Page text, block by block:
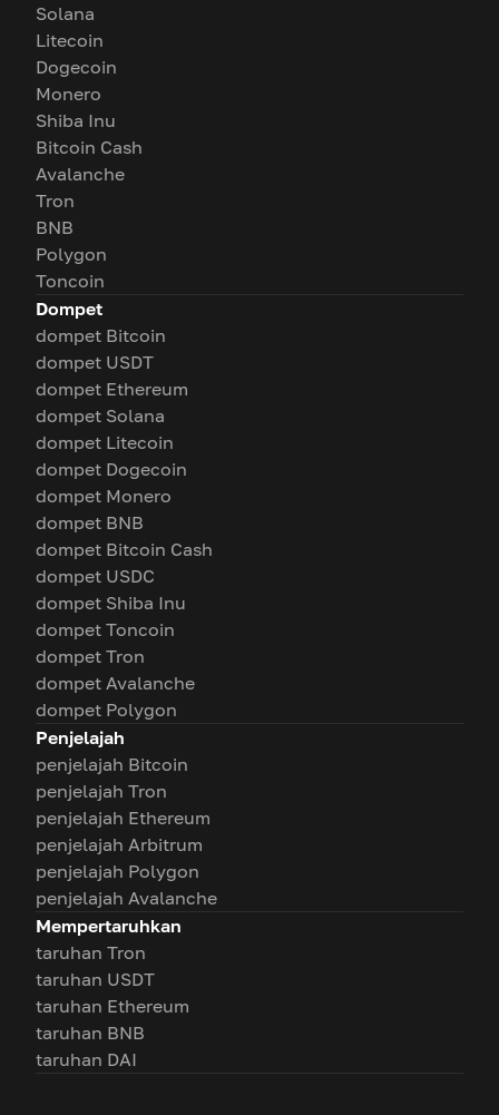
Solana
Litecoin
Dogecoin
Monero
Shiba Inu
Bitcoin Cash
Avalanche
Tron
BNB
Polygon
Toncoin
Dompet
dompet Bitcoin
dompet USDT
dompet Ethereum
dompet Solana
dompet Litecoin
dompet Dogecoin
dompet Monero
dompet BNB
dompet Bitcoin Cash
dompet USDC
dompet Shiba Inu
dompet Toncoin
dompet Tron
dompet Avalanche
dompet Polygon
Penjelajah
penjelajah Bitcoin
penjelajah Tron
penjelajah Ethereum
penjelajah Arbitrum
penjelajah Polygon
penjelajah Avalanche
Mempertaruhkan
taruhan Tron
taruhan USDT
taruhan Ethereum
taruhan BNB
taruhan DAI